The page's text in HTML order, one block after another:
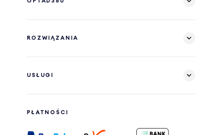
ROZWIĄZANIA
USŁUGI
PŁATNOŚCI